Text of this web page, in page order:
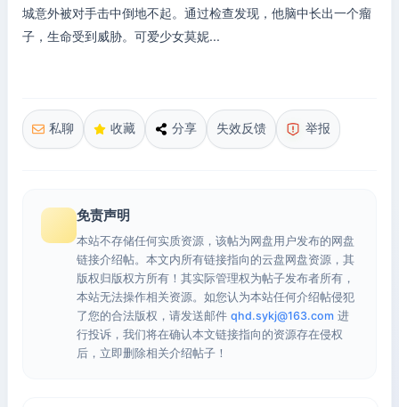
城意外被对手击中倒地不起。通过检查发现，他脑中长出一个瘤
子，生命受到威胁。可爱少女莫妮...
私聊 收藏 分享 失效反馈 举报
免责声明
本站不存储任何实质资源，该帖为网盘用户发布的网盘
链接介绍帖。本文内所有链接指向的云盘网盘资源，其
版权归版权方所有！其实际管理权为帖子发布者所有，
本站无法操作相关资源。如您认为本站任何介绍帖侵犯
了您的合法版权，请发送邮件 qhd.sykj@163.com 进
行投诉，我们将在确认本文链接指向的资源存在侵权
后，立即删除相关介绍帖子！